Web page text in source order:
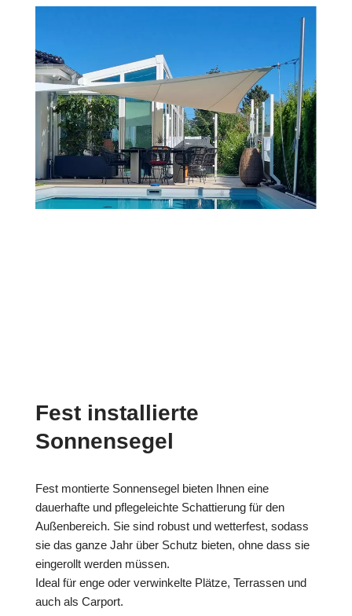
Fest installierte
Sonnensegel
Fest montierte Sonnensegel bieten Ihnen eine
dauerhafte und pflegeleichte Schattierung für den
Außenbereich. Sie sind robust und wetterfest, sodass
sie das ganze Jahr über Schutz bieten, ohne dass sie
eingerollt werden müssen.
Ideal für enge oder verwinkelte Plätze, Terrassen und
auch als Carport.